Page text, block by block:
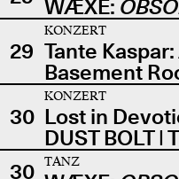
WÆXE:
29
KONZERT
Tante
Basement
30
KONZERT
Lost in
DUST BOLT |
30
TANZ